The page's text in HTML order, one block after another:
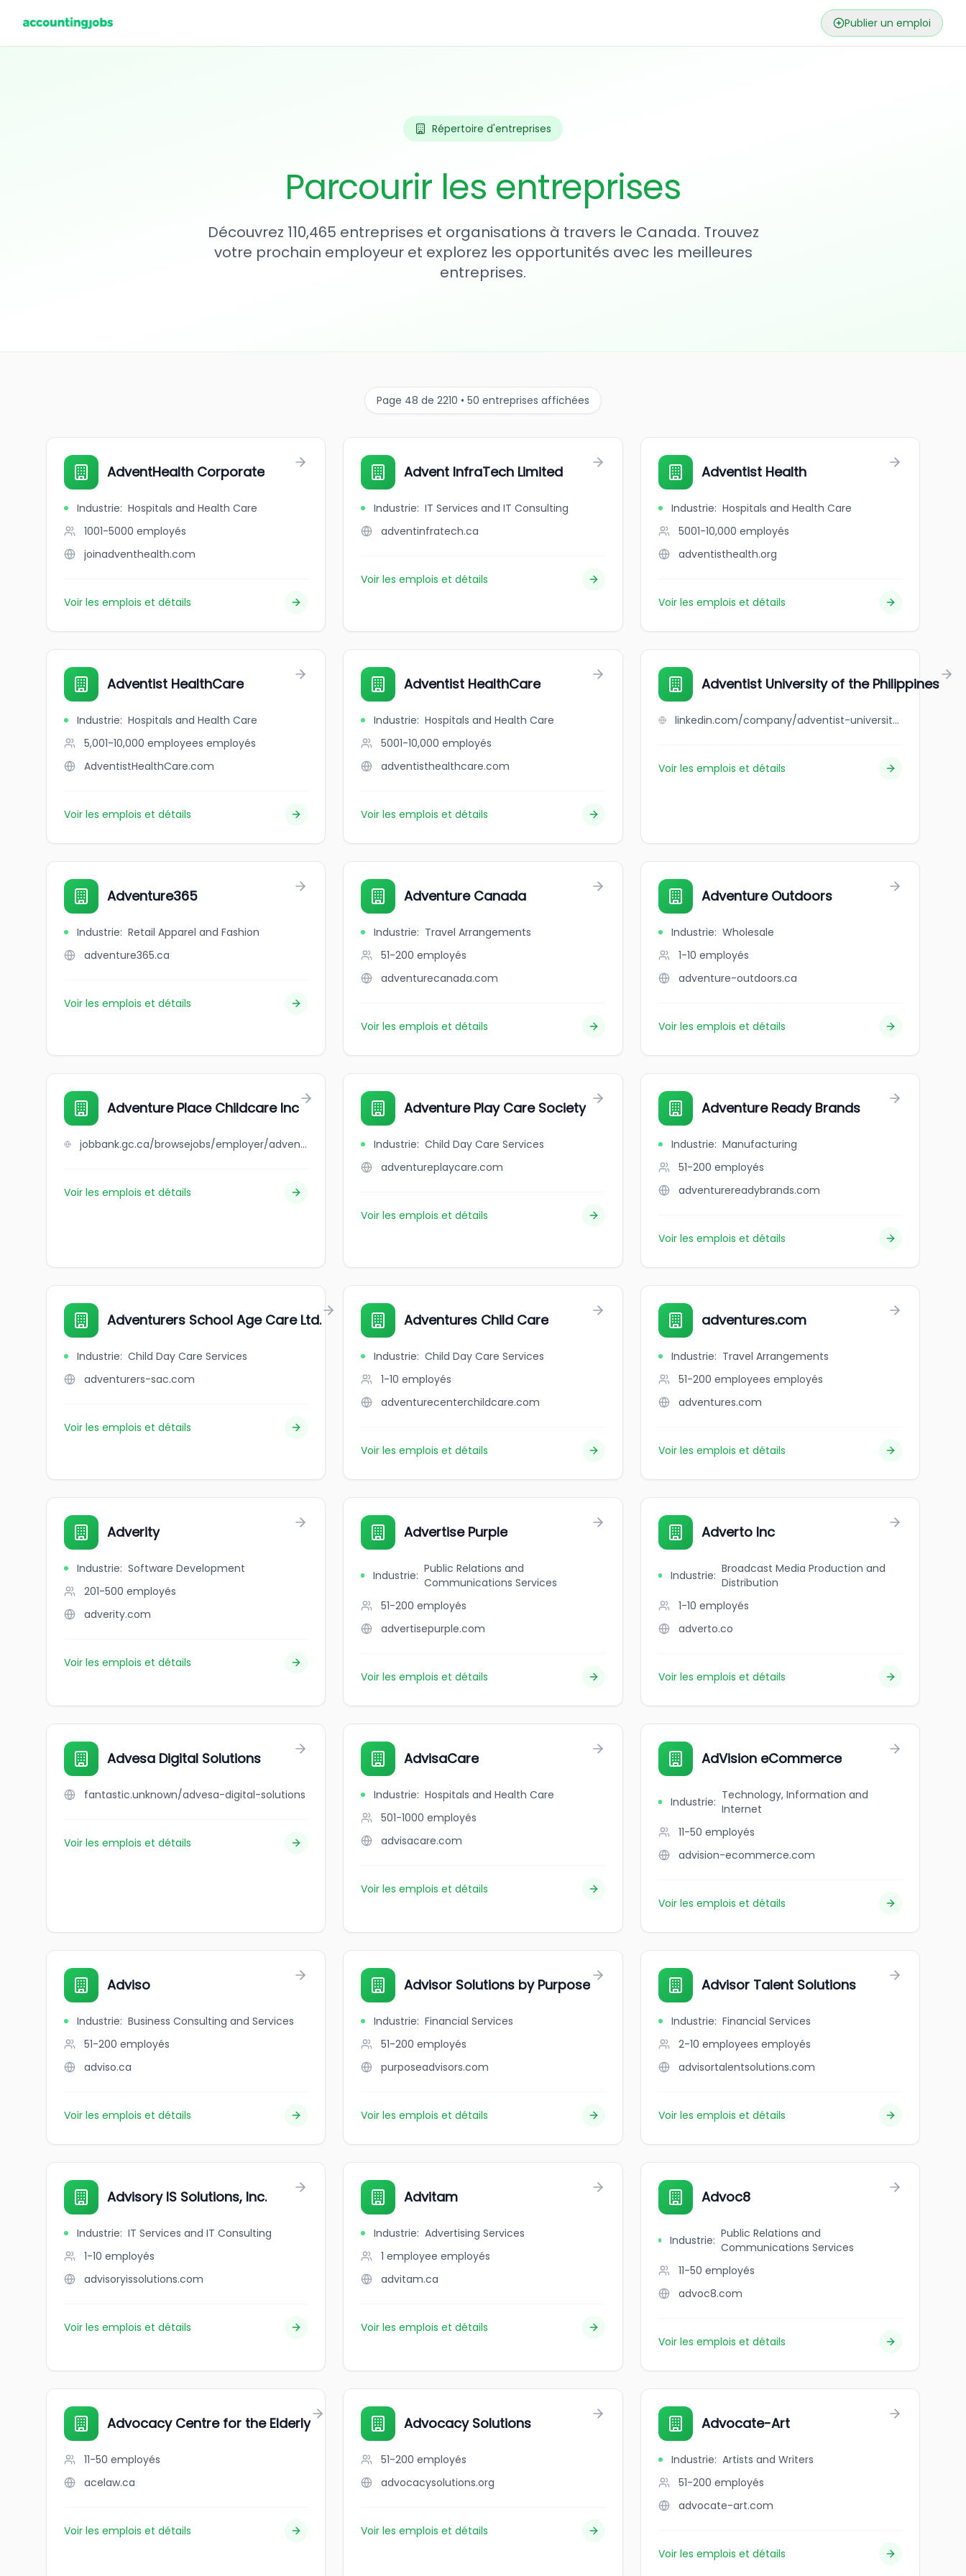
Publier un emploi
Répertoire d'entreprises
Parcourir les entreprises
Découvrez 110,465 entreprises et organisations à travers le Canada. Trouvez
votre prochain employeur et explorez les opportunités avec les meilleures
entreprises.
Page 48 de 2210 • 50 entreprises affichées
AdventHealth Corporate
Industrie: Hospitals and Health Care
1001-5000 employés
joinadventhealth.com
Voir les emplois et détails
Advent InfraTech Limited
Industrie: IT Services and IT Consulting
adventinfratech.ca
Voir les emplois et détails
Adventist Health
Industrie: Hospitals and Health Care
5001-10,000 employés
adventisthealth.org
Voir les emplois et détails
Adventist HealthCare
Industrie: Hospitals and Health Care
5,001-10,000 employees employés
AdventistHealthCare.com
Voir les emplois et détails
Adventist HealthCare
Industrie: Hospitals and Health Care
5001-10,000 employés
adventisthealthcare.com
Voir les emplois et détails
Adventist University of the Philippines
linkedin.com/company/adventist-university-of-the-philippines
Voir les emplois et détails
Adventure365
Industrie: Retail Apparel and Fashion
adventure365.ca
Voir les emplois et détails
Adventure Canada
Industrie: Travel Arrangements
51-200 employés
adventurecanada.com
Voir les emplois et détails
Adventure Outdoors
Industrie: Wholesale
1-10 employés
adventure-outdoors.ca
Voir les emplois et détails
Adventure Place Childcare Inc
jobbank.gc.ca/browsejobs/employer/adventure+place+childcare+inc/ca
Voir les emplois et détails
Adventure Play Care Society
Industrie: Child Day Care Services
adventureplaycare.com
Voir les emplois et détails
Adventure Ready Brands
Industrie: Manufacturing
51-200 employés
adventurereadybrands.com
Voir les emplois et détails
Adventurers School Age Care Ltd.
Industrie: Child Day Care Services
adventurers-sac.com
Voir les emplois et détails
Adventures Child Care
Industrie: Child Day Care Services
1-10 employés
adventurecenterchildcare.com
Voir les emplois et détails
adventures.com
Industrie: Travel Arrangements
51-200 employees employés
adventures.com
Voir les emplois et détails
Adverity
Industrie: Software Development
201-500 employés
adverity.com
Voir les emplois et détails
Advertise Purple
Industrie: Public Relations and
Communications Services
51-200 employés
advertisepurple.com
Voir les emplois et détails
Adverto Inc
Industrie: Broadcast Media Production and
Distribution
1-10 employés
adverto.co
Voir les emplois et détails
Advesa Digital Solutions
fantastic.unknown/advesa-digital-solutions
Voir les emplois et détails
AdvisaCare
Industrie: Hospitals and Health Care
501-1000 employés
advisacare.com
Voir les emplois et détails
AdVision eCommerce
Industrie: Technology, Information and
Internet
11-50 employés
advision-ecommerce.com
Voir les emplois et détails
Adviso
Industrie: Business Consulting and Services
51-200 employés
adviso.ca
Voir les emplois et détails
Advisor Solutions by Purpose
Industrie: Financial Services
51-200 employés
purposeadvisors.com
Voir les emplois et détails
Advisor Talent Solutions
Industrie: Financial Services
2-10 employees employés
advisortalentsolutions.com
Voir les emplois et détails
Advisory IS Solutions, Inc.
Industrie: IT Services and IT Consulting
1-10 employés
advisoryissolutions.com
Voir les emplois et détails
Advitam
Industrie: Advertising Services
1 employee employés
advitam.ca
Voir les emplois et détails
Advoc8
Industrie: Public Relations and
Communications Services
11-50 employés
advoc8.com
Voir les emplois et détails
Advocacy Centre for the Elderly
11-50 employés
acelaw.ca
Voir les emplois et détails
Advocacy Solutions
51-200 employés
advocacysolutions.org
Voir les emplois et détails
Advocate-Art
Industrie: Artists and Writers
51-200 employés
advocate-art.com
Voir les emplois et détails